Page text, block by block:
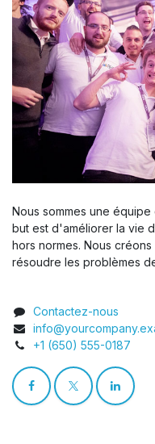
Nous sommes une
but est d'améliorer la vie
hors normes. Nous
résoudre les problèmes
Contactez-nous
+1 (650) 555-0187